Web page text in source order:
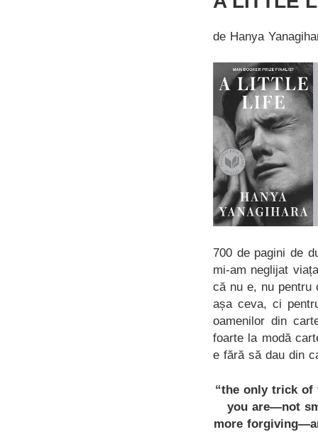
de Hanya
700 de pagini de
mi-am neglijat
că nu e, nu pentru
așa ceva, ci
oamenilor din
foarte la modă
e fără să dau din
“the only trick of
you are—not
more